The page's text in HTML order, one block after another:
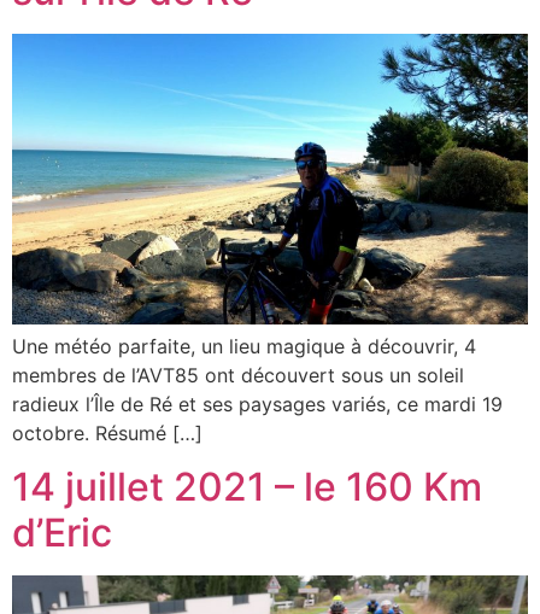
Une météo parfaite, un lieu magique à découvrir, 4
membres de l’AVT85 ont découvert sous un soleil
radieux l’Île de Ré et ses paysages variés, ce mardi 19
octobre. Résumé […]
14 juillet 2021 – le 160 Km
d’Eric